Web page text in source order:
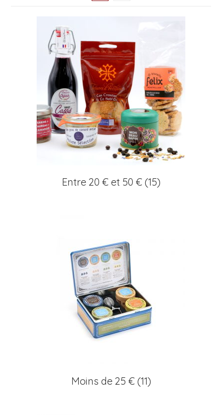
Entre 20 € et 50 € (15)
Moins de 25 € (11)